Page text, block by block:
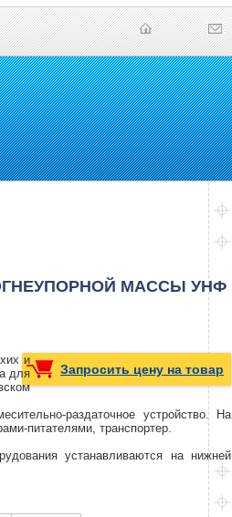
МАССЫ УНФ
Запросить цену на товар
и
для
раздаточное устройство. На
питателями, транспортер.
устанавливаются на нижней